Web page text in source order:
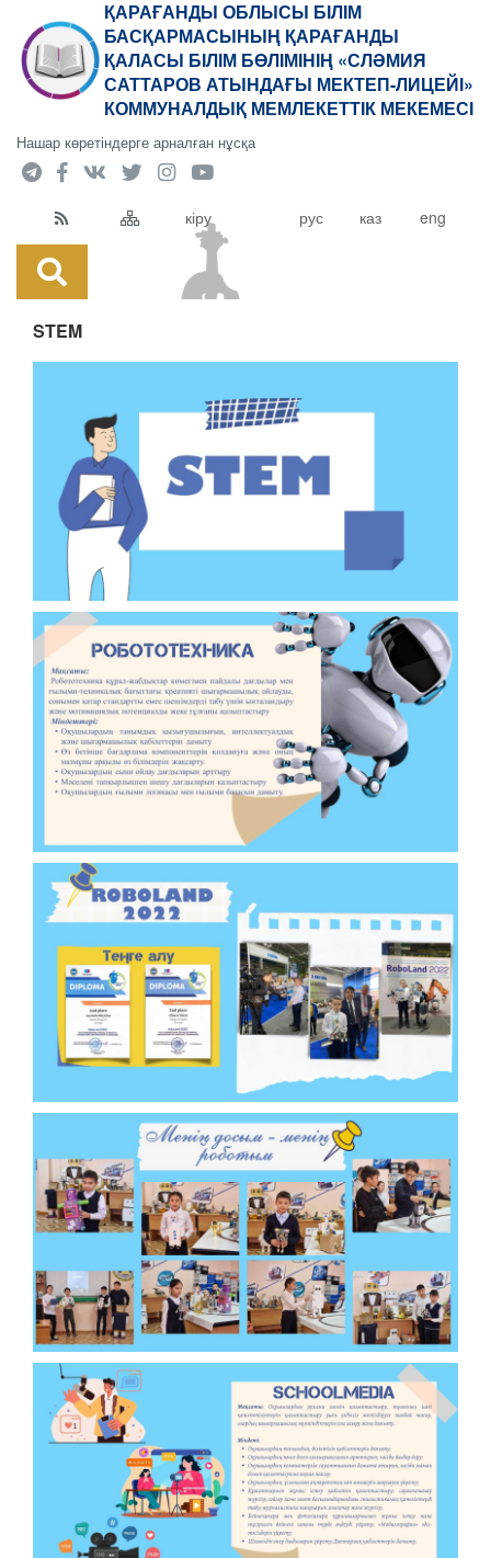
ҚАРАҒАНДЫ ОБЛЫСЫ БІЛІМ
БАСҚАРМАСЫНЫҢ ҚАРАҒАНДЫ
ҚАЛАСЫ БІЛІМ БӨЛІМІНІҢ «СЛӘМИЯ
САТТАРОВ АТЫНДАҒЫ МЕКТЕП-ЛИЦЕЙІ»
КОММУНАЛДЫҚ МЕМЛЕКЕТТІК МЕКЕМЕСІ
Нашар көретіндерге арналған нұсқа
кіру рус каз eng
STEM